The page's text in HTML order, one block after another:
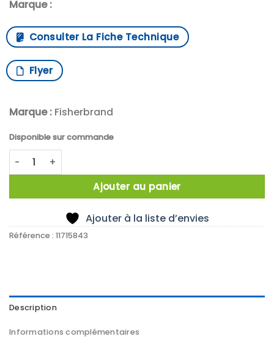
Marque :
Consulter La Fiche Technique
Flyer
Marque : Fisherbrand
Disponible sur commande
quantité de THERMOMETRE ETANCHE -50°C/+300°C
Ajouter au panier
Ajouter à la liste d’envies
Référence : 11715843
Description
Informations complémentaires